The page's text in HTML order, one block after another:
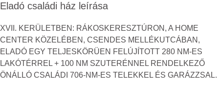
Eladó családi ház leírása
XVII. KERÜLETBEN: RÁKOSKERESZTÚRON, A HOME
CENTER KÖZELÉBEN, CSENDES MELLÉKUTCÁBAN,
ELADÓ EGY TELJESKÖRÜEN FELÚJÍTOTT 280 NM-ES
LAKÓTÉRREL + 100 NM SZUTERÉNNEL RENDELKEZŐ
ÖNÁLLÓ CSALÁDI 706-NM-ES TELEKKEL ÉS GARÁZZSAL.